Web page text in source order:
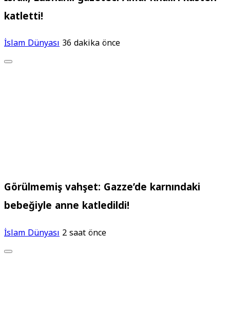
katletti!
İslam Dünyası36 dakika önce
Görülmemiş vahşet: Gazze’de karnındaki
bebeğiyle anne katledildi!
İslam Dünyası2 saat önce